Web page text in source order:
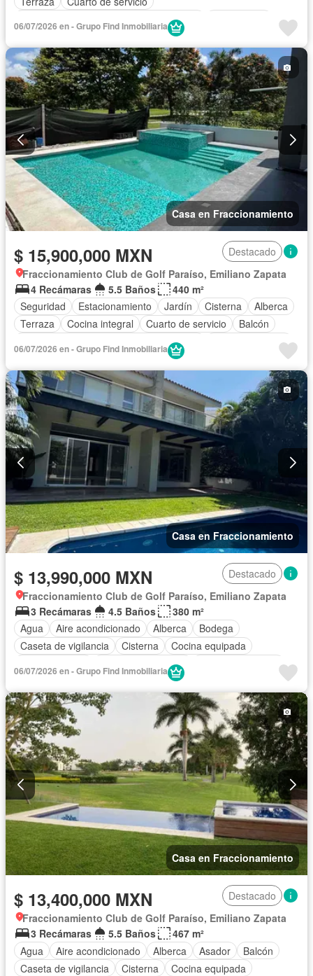
Acceso para personas con discapacidad
Aire acondicionado
Bodega
Jacuzzi Cuarto de Limpieza
Agua
Cancha de tenis
Gas natural
Zonas verdes
Caseta de vigilancia
Sauna Sin amueblar
06/07/2026 en - Grupo Find Inmobiliaria
Casa en Fraccionamiento
$ 15,900,000 MXN
Destacado
Fraccionamiento Club de Golf Paraíso, Emiliano Zapata
4 Recámaras
5.5 Baños
440 m²
Seguridad
Estacionamiento Jardín Cisterna
Alberca
Terraza
Cocina integral Cuarto de servicio
Balcón
Acceso para personas con discapacidad
Cocina equipada
Aire acondicionado Electricidad
Agua
Cuarto de Limpieza
Gas natural
Vista panorámica
Caseta de vigilancia Sin amueblar
06/07/2026 en - Grupo Find Inmobiliaria
Casa en Fraccionamiento
$ 13,990,000 MXN
Destacado
Fraccionamiento Club de Golf Paraíso, Emiliano Zapata
3 Recámaras
4.5 Baños
380 m²
Agua
Aire acondicionado Alberca
Bodega
Caseta de vigilancia
Cisterna
Cocina equipada
Cuarto de Limpieza
Estacionamiento Gas natural
Recámara con closet
Seguridad
Terraza
Vista panorámica
Zonas verdes Sin amueblar
06/07/2026 en - Grupo Find Inmobiliaria
Casa en Fraccionamiento
$ 13,400,000 MXN
Destacado
Fraccionamiento Club de Golf Paraíso, Emiliano Zapata
3 Recámaras
5.5 Baños
467 m²
Agua
Aire acondicionado Alberca Asador
Balcón
Caseta de vigilancia
Cisterna
Cocina equipada